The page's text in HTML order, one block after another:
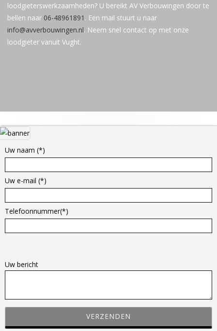
loodgieterswerkzaamheden? U bereikt AV Verbouwingen door te
bellen naar 06-48961891 . Een mail stuurt u naar
info@avverbouwingen.nl. Neem snel contact op met onze
loodgieter vanuit Vught.
Hoofd
sidebar
Uw naam (*)
Uw e-mail (*)
Telefoonnummer(*)
e
e
e
Uw bericht